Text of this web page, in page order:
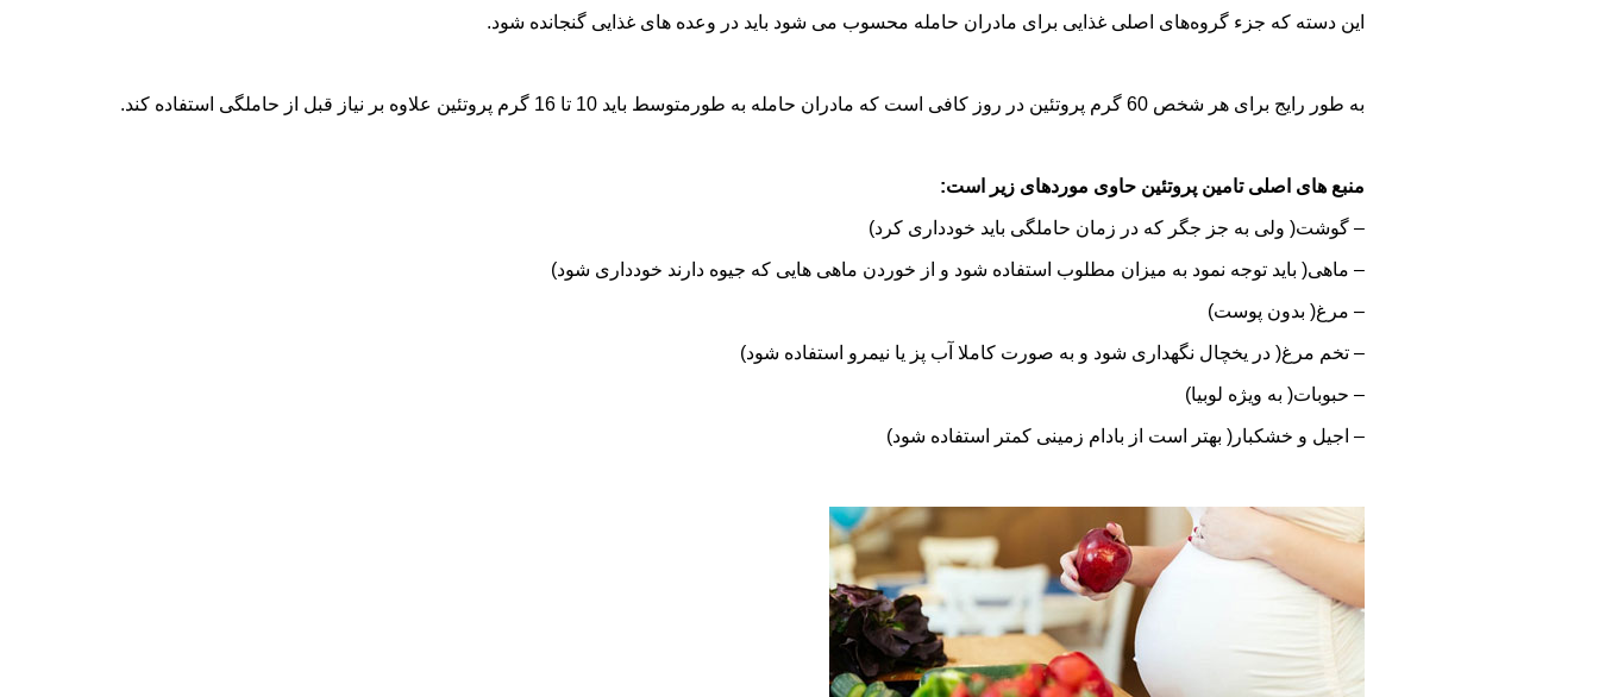
این دسته كه جزء گروه‌های اصلی غذایی برای مادران حامله محسوب می شود باید در وعده های غذایی گنجانده شود.
به طور رایج برای هر شخص 60 گرم پروتئین در روز كافی است كه مادران حامله به طورمتوسط باید 10 تا 16 گرم پروتئین علاوه بر نیاز قبل از حاملگی استفاده كند.
منبع های اصلی تامین پروتئین حاوی موردهای زیر است:
– گوشت( ولی به جز جگر كه در زمان حاملگی باید خودداری كرد)
– ماهی( باید توجه نمود به ميزان مطلوب استفاده شود و از خوردن ماهی هایی كه جیوه دارند خودداری شود)
– مرغ( بدون پوست)
– تخم مرغ( در یخچال نگهداری شود و به صورت کاملا آب پز یا نیمرو استفاده شود)
– حبوبات( به ویژه لوبیا)
– اجیل و خشکبار( بهتر است از بادام زمینی كمتر استفاده شود)